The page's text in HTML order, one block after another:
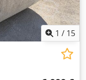
1 / 15